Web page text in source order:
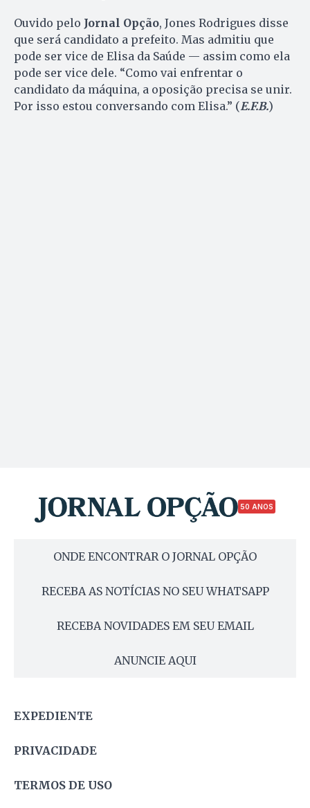
Ouvido pelo Jornal Opção, Jones Rodrigues disse
que será candidato a prefeito. Mas admitiu que
pode ser vice de Elisa da Saúde — assim como ela
pode ser vice dele. “Como vai enfrentar o
candidato da máquina, a oposição precisa se unir.
Por isso estou conversando com Elisa.” (E.F.B.)
50 ANOS
ONDE ENCONTRAR O JORNAL OPÇÃO
RECEBA AS NOTÍCIAS NO SEU WHATSAPP
RECEBA NOVIDADES EM SEU EMAIL
ANUNCIE AQUI
EXPEDIENTE
PRIVACIDADE
TERMOS DE USO